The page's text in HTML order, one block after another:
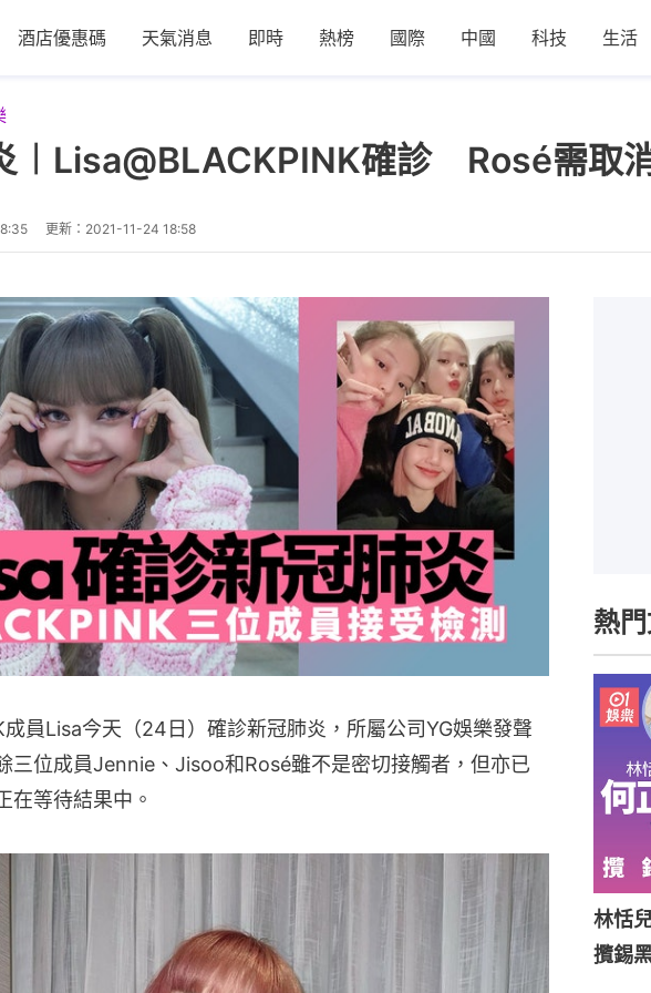
酒店優惠碼 天氣消息 即時 熱榜 國際 中國 科技 生活
︱Lisa@BLACKPINK確診 Rosé需取
更新： 2021-11-24 18:58
成員Lisa今天（24日）確診新冠肺炎，所屬公司YG娛樂發聲
三位成員Jennie、Jisoo和Rosé雖不是密切接觸者，但亦已
在等待結果中。
熱
林恬
攬錫